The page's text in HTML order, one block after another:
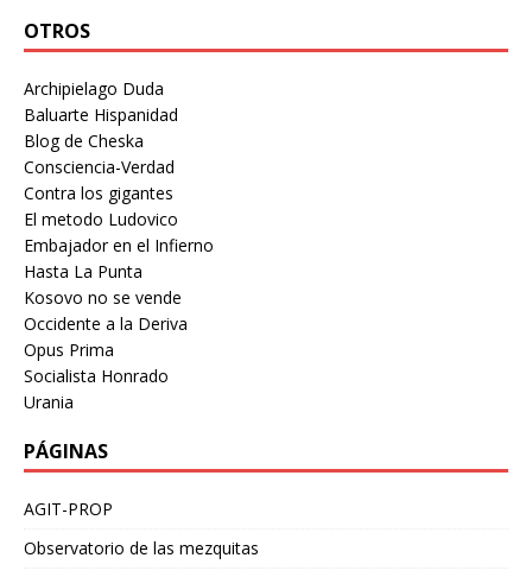
OTROS
Archipielago Duda
Baluarte Hispanidad
Blog de Cheska
Consciencia-Verdad
Contra los gigantes
El metodo Ludovico
Embajador en el Infierno
Hasta La Punta
Kosovo no se vende
Occidente a la Deriva
Opus Prima
Socialista Honrado
Urania
PÁGINAS
AGIT-PROP
Observatorio de las mezquitas